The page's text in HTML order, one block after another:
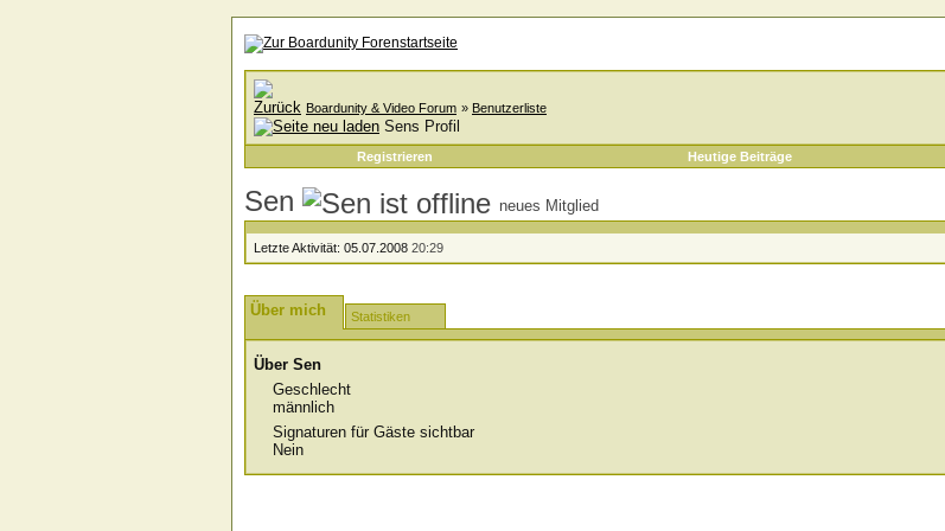
Boardunity & Video Forum » Benutzerliste
Sens Profil
Registrieren Heutige Beiträge
Sen neues Mitglied
Letzte Aktivität: 05.07.2008 20:29
Über mich Statistiken
Über Sen
Geschlecht
männlich
Signaturen für Gäste sichtbar
Nein